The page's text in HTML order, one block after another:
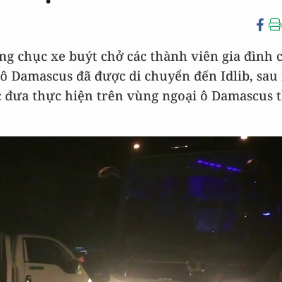
chục xe buýt chở các thành viên gia đình
Damascus đã được di chuyển đến Idlib,
thực hiện trên vùng ngoại ô Damascus